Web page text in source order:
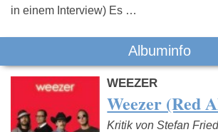
in einem Interview) Es …
Albuminfo
WEEZER
Weezer (Red
Kritik von Stefan